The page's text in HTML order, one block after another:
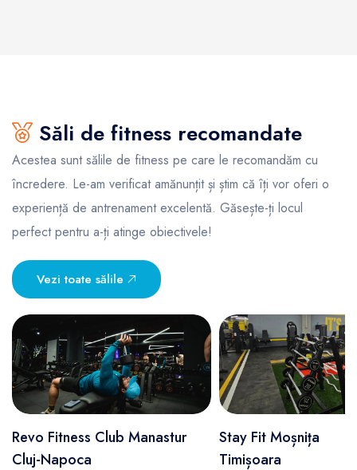
Săli de fitness recomandate
Acestea sunt sălile de fitness pe care le recomandăm cu
încredere. Le-am verificat amănunțit și știm că îți vor oferi o
experiență de antrenament excelentă. Găsește-ți locul
perfect pentru a-ți atinge obiectivele!
Vezi toate sălile
Revo Fitness Club Manastur
Cluj-Napoca
Stay Fit Moșnița
Timișoara